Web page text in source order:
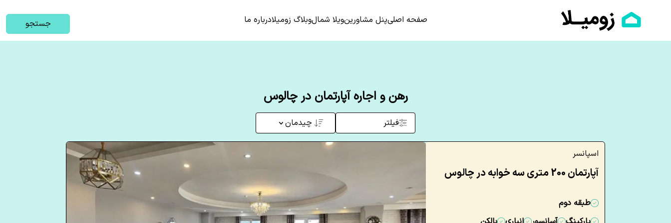
صفحه اصلیپنل مشاورینویلا شمالوبلاگ زومیلادرباره ما جستجو
رهن و اجاره آپارتمان در چالوس
فیلتر چیدمان
اسپانسر
آپارتمان 200 متری سه خوابه در چالوس
طبقه دوم